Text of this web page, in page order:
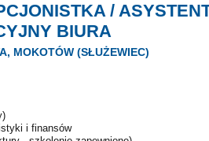
/
BIURA
MOKOTÓW (SŁUŻEWIEC)
i finansów